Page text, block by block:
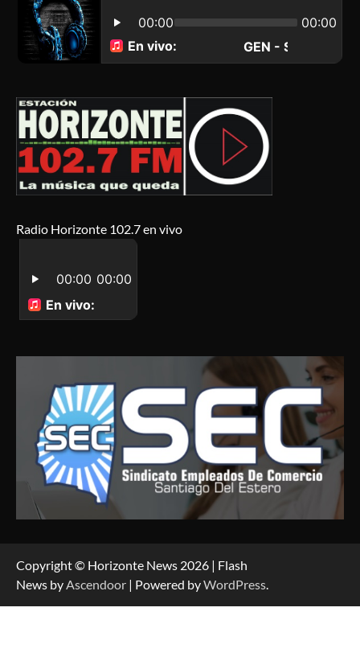
Radio Horizonte 102.7 en vivo
Copyright © Horizonte News 2026 | Flash
News byAscendoor | Powered byWordPress.